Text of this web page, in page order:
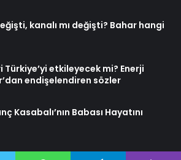
kanalı mı değişti? Bahar hangi
etkileyecek mi? Enerji
endişelendiren sözler
Kasabalı’nın Babası Hayatını